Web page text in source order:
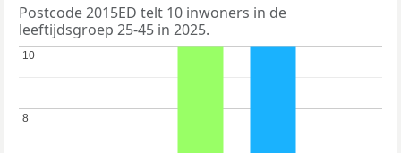
Postcode 2015ED telt 10 inwoners in de
leeftijdsgroep 25-45 in 2025.
8
8
10
10